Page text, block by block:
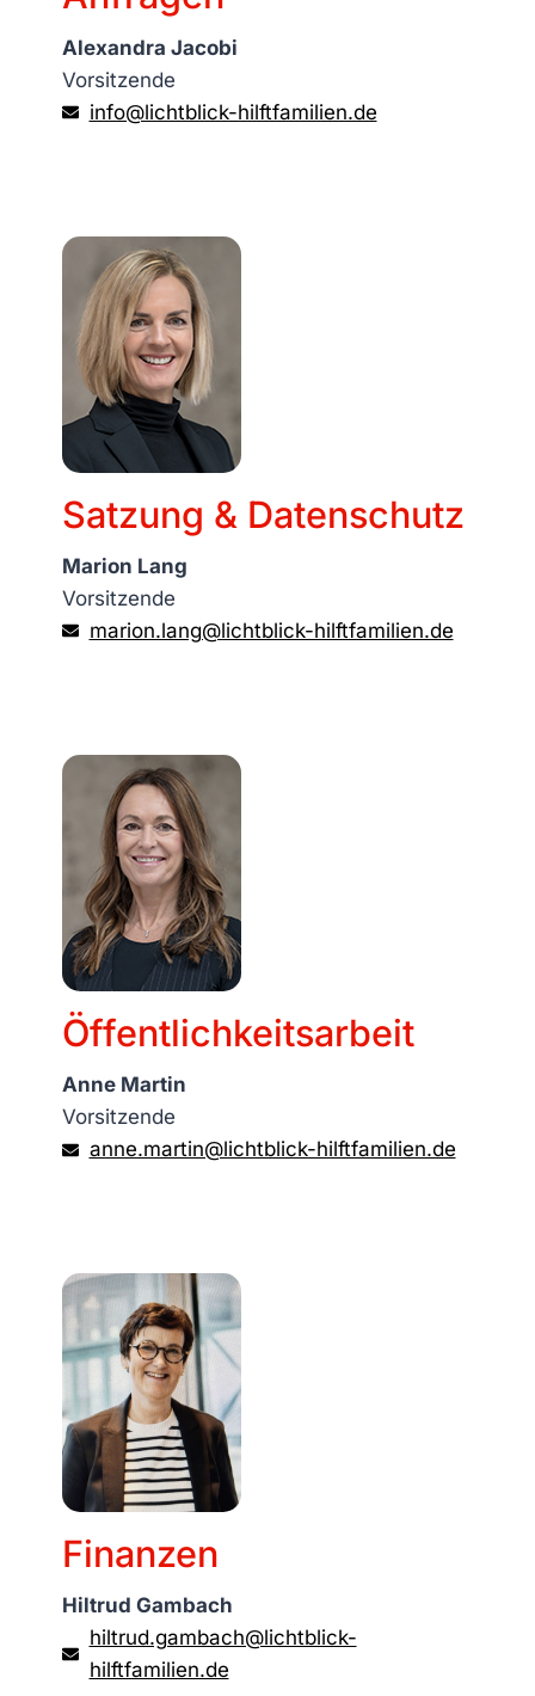
Alexandra Jacobi
Vorsitzende
info@lichtblick-hilftfamilien.de
Satzung & Datenschutz
Marion Lang
Vorsitzende
marion.lang@lichtblick-hilftfamilien.de
Öffentlichkeitsarbeit
Anne Martin
Vorsitzende
anne.martin@lichtblick-hilftfamilien.de
Finanzen
Hiltrud Gambach
hiltrud.gambach@lichtblick-
hilftfamilien.de